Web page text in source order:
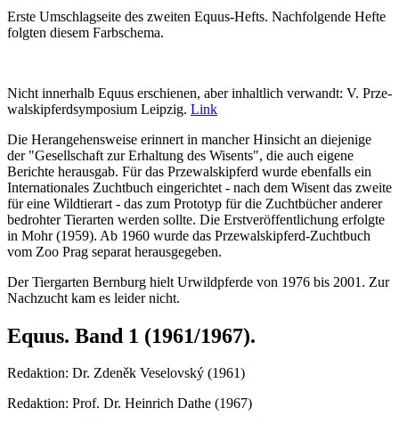
Erste Umschlagseite des zweiten Equus-Hefts. Nachfolgende Hefte
folgten diesem Farbschema.
Nicht inner­halb Equus er­schie­nen, aber inhalt­lich ver­wandt: V. Prze­
wals­ki­pferd­sym­po­sium Leip­zig. Link
Die Herangehensweise erinnert in mancher Hinsicht an diejenige
der "Gesellschaft zur Erhaltung des Wisents", die auch eigene
Berichte herausgab. Für das Przewalskipferd wurde ebenfalls ein
Internationales Zuchtbuch eingerichtet - nach dem Wisent das zweite
für eine Wildtierart - das zum Prototyp für die Zuchtbücher anderer
bedrohter Tierarten werden sollte. Die Erstveröffentlichung erfolgte
in Mohr (1959). Ab 1960 wurde das Przewalskipferd-Zuchtbuch
vom Zoo Prag separat herausgegeben.
Der Tiergarten Bernburg hielt Urwildpferde von 1976 bis 2001. Zur
Nachzucht kam es leider nicht.
Equus. Band 1 (1961/1967).
Redaktion: Dr. Zdeněk Veselovský (1961)
Redaktion: Prof. Dr. Heinrich Dathe (1967)